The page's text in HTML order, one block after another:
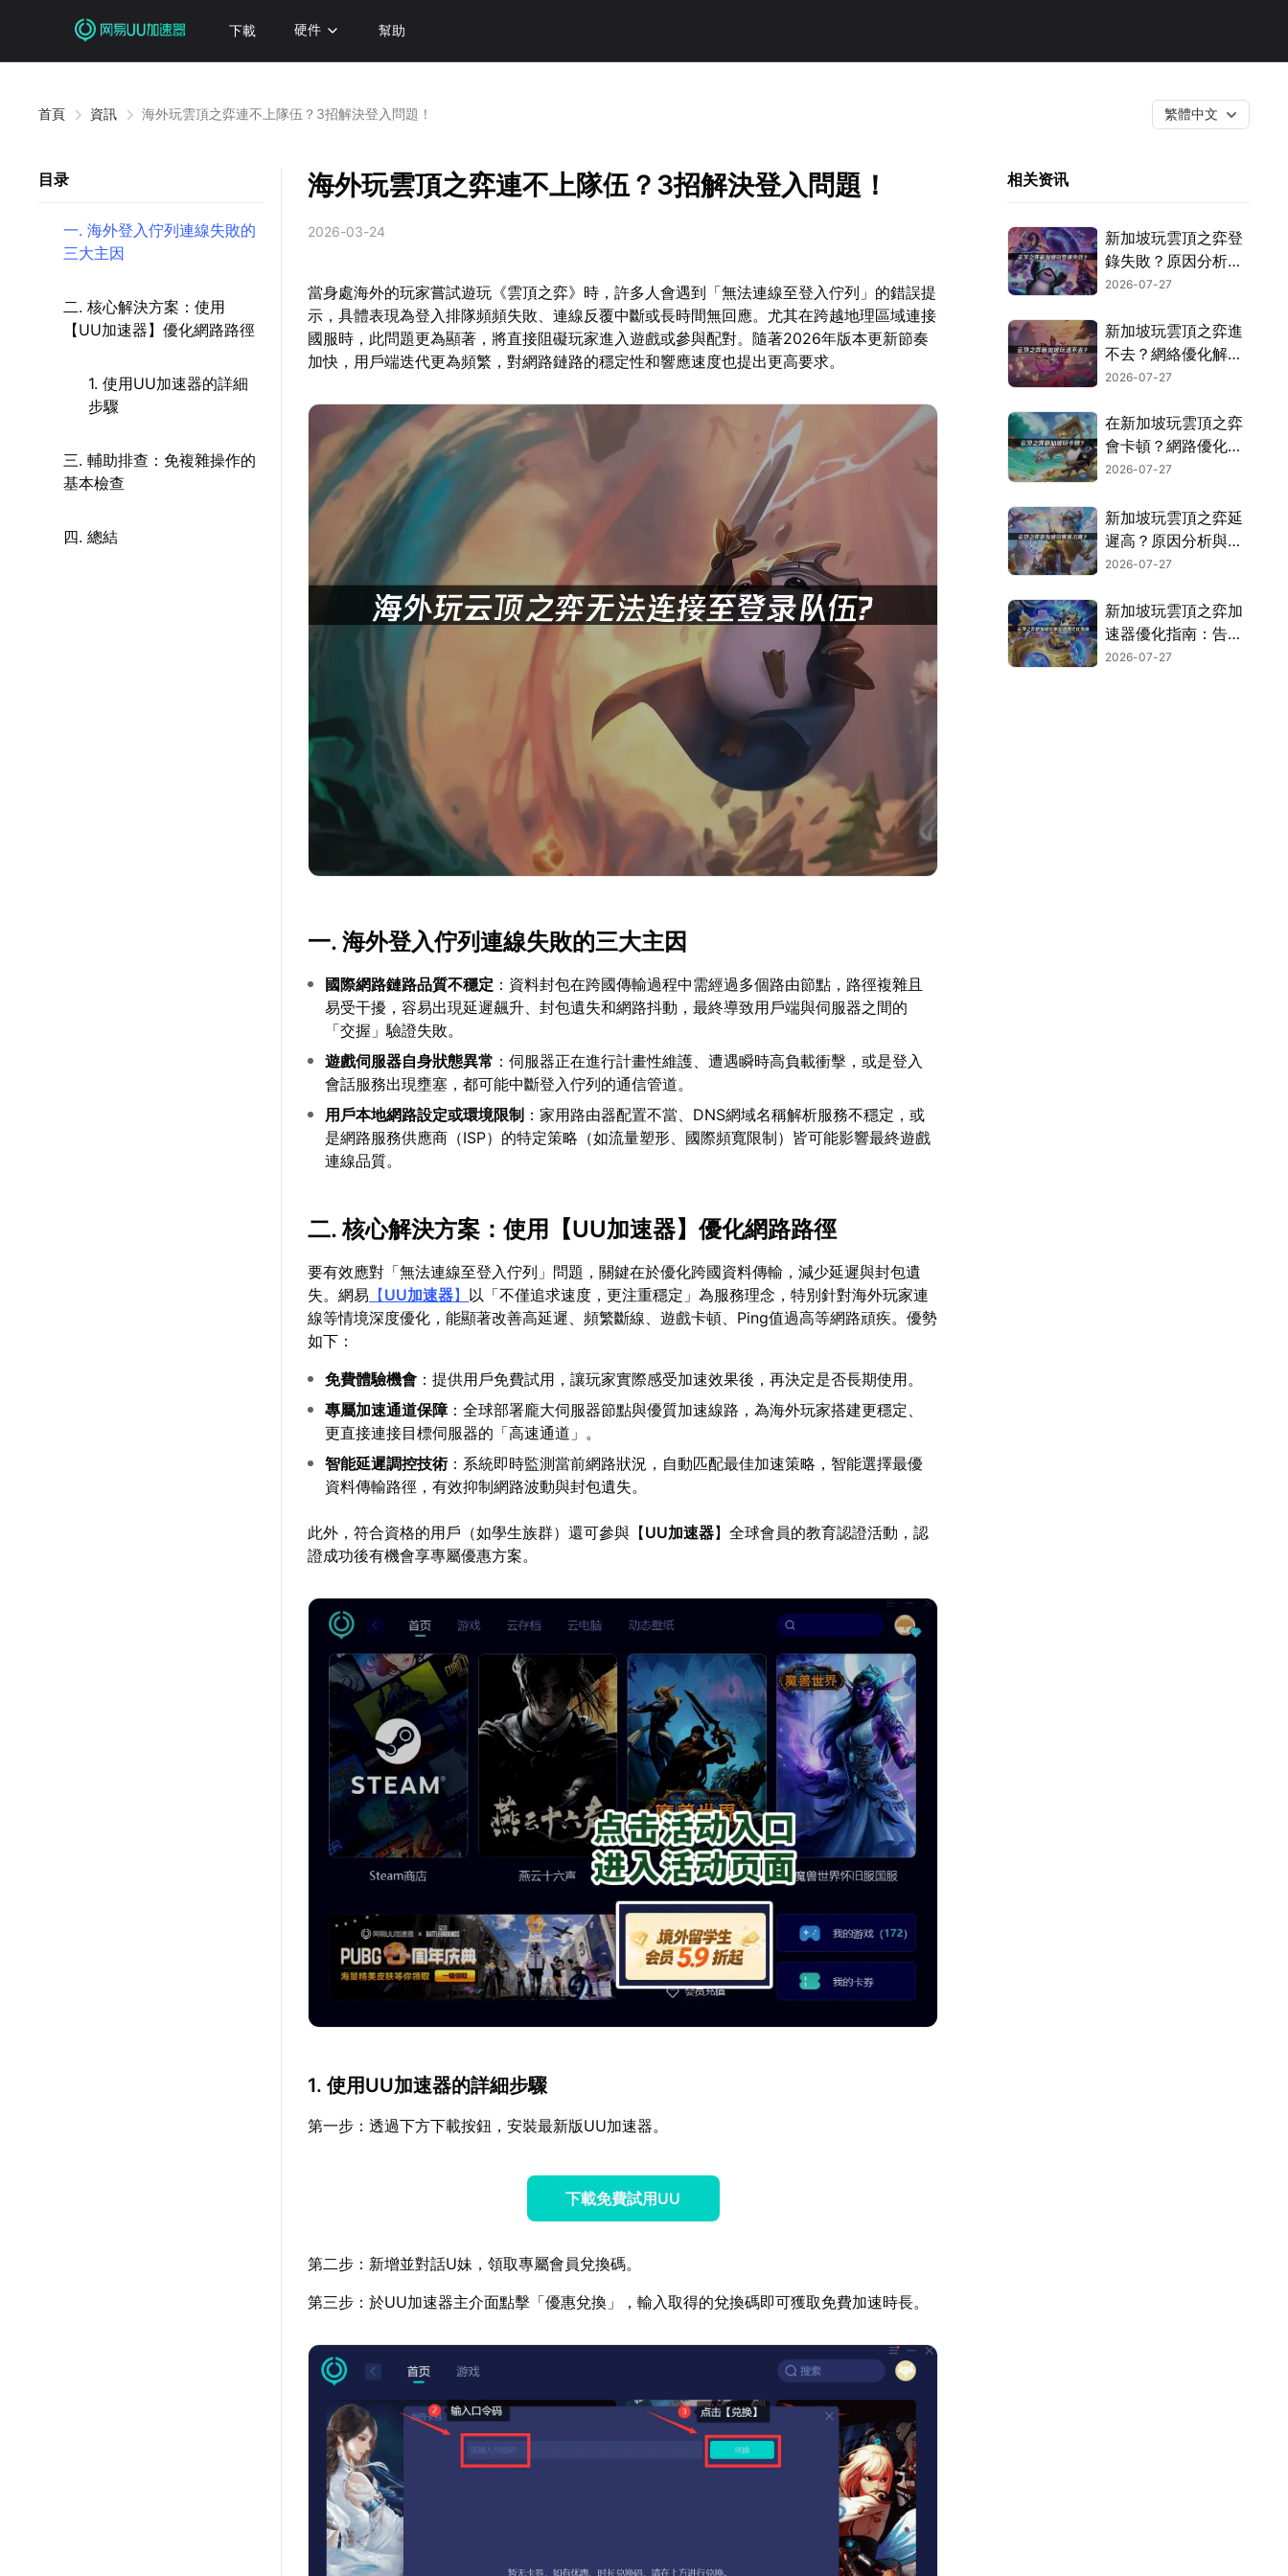
下載 硬件 幫助
首頁 資訊 海外玩雲頂之弈連不上隊伍？3招解決登入問題！ 繁體中文
目录
一. 海外登入佇列連線失敗的
三大主因
二. 核心解決方案：使用
【UU加速器】優化網路路徑
1. 使用UU加速器的詳細
步驟
三. 輔助排查：免複雜操作的
基本檢查
四. 總結
海外玩雲頂之弈連不上隊伍？3招解決登入問題！
2026-03-24
當身處海外的玩家嘗試遊玩《雲頂之弈》時，許多人會遇到「無法連線至登入佇列」的錯誤提
示，具體表現為登入排隊頻頻失敗、連線反覆中斷或長時間無回應。尤其在跨越地理區域連接
國服時，此問題更為顯著，將直接阻礙玩家進入遊戲或參與配對。隨著2026年版本更新節奏
加快，用戶端迭代更為頻繁，對網路鏈路的穩定性和響應速度也提出更高要求。
一. 海外登入佇列連線失敗的三大主因
國際網路鏈路品質不穩定 ：資料封包在跨國傳輸過程中需經過多個路由節點，路徑複雜且
易受干擾，容易出現延遲飆升、封包遺失和網路抖動，最終導致用戶端與伺服器之間的
「交握」驗證失敗。
遊戲伺服器自身狀態異常 ：伺服器正在進行計畫性維護、遭遇瞬時高負載衝擊，或是登入
會話服務出現壅塞，都可能中斷登入佇列的通信管道。
用戶本地網路設定或環境限制 ：家用路由器配置不當、DNS網域名稱解析服務不穩定，或
是網路服務供應商（ISP）的特定策略（如流量塑形、國際頻寬限制）皆可能影響最終遊戲
連線品質。
二. 核心解決方案：使用【UU加速器】優化網路路徑
要有效應對「無法連線至登入佇列」問題，關鍵在於優化跨國資料傳輸，減少延遲與封包遺
失。網易 【UU加速器】 以「不僅追求速度，更注重穩定」為服務理念，特別針對海外玩家連
線等情境深度優化，能顯著改善高延遲、頻繁斷線、遊戲卡頓、Ping值過高等網路頑疾。優勢
如下：
免費體驗機會 ：提供用戶免費試用，讓玩家實際感受加速效果後，再決定是否長期使用。
專屬加速通道保障：全球部署龐大伺服器節點與優質加速線路，為海外玩家搭建更穩定、
更直接連接目標伺服器的「高速通道」。
智能延遲調控技術：系統即時監測當前網路狀況，自動匹配最佳加速策略，智能選擇最優
資料傳輸路徑，有效抑制網路波動與封包遺失。
此外，符合資格的用戶（如學生族群）還可參與【UU加速器】全球會員的教育認證活動，認
證成功後有機會享專屬優惠方案。
1. 使用UU加速器的詳細步驟
第一步：透過下方下載按鈕，安裝最新版UU加速器。
下載免費試用UU
第二步：新增並對話U妹，領取專屬會員兌換碼。
第三步：於UU加速器主介面點擊「優惠兌換」，輸入取得的兌換碼即可獲取免費加速時長。
相关资讯
新加坡玩雲頂之弈登
錄失敗？原因分析與
解決方案！
2026-07-27
新加坡玩雲頂之弈進
不去？網絡優化解決
指南！
2026-07-27
在新加坡玩雲頂之弈
會卡頓？網路優化與
加速方法全攻略！
2026-07-27
新加坡玩雲頂之弈延
遲高？原因分析與優
化方案！
2026-07-27
新加坡玩雲頂之弈加
速器優化指南：告別
卡頓延遲！
2026-07-27